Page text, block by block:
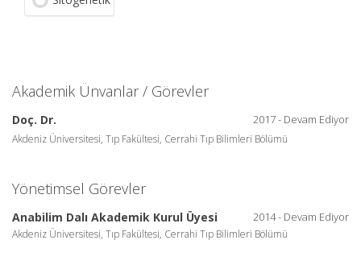
Akademik Ünvanlar / Görevler
2017 - Devam Ediyor
Doç. Dr.
Akdeniz Üniversitesi, Tıp Fakültesi, Cerrahi Tıp Bilimleri Bölümü
Yönetimsel Görevler
2014 - Devam Ediyor
Anabilim Dalı Akademik Kurul Üyesi
Akdeniz Üniversitesi, Tıp Fakültesi, Cerrahi Tıp Bilimleri Bölümü